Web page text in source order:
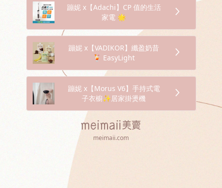
蹦妮 x【Adachi】CP 值的生活
家電 🌟
蹦妮 x【VADIKOR】纖盈奶昔
🍹 EasyLight
蹦妮 x【Morus V6】手持式電
子衣櫥✨居家掛燙機
meimaii.com